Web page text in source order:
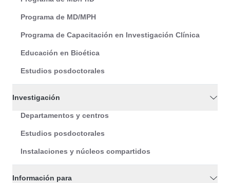
Programa de MD/MPH
Programa de Capacitación en Investigación Clínica
Educación en Bioética
Estudios posdoctorales
Investigación
Departamentos y centros
Estudios posdoctorales
Instalaciones y núcleos compartidos
Información para